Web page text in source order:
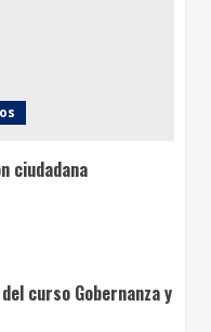
ciudadana
curso Gobernanza y